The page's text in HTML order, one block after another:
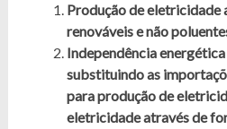
Produção de eletricidade
renováveis e não
Independência
substituindo as
para produção de
eletricidade através de